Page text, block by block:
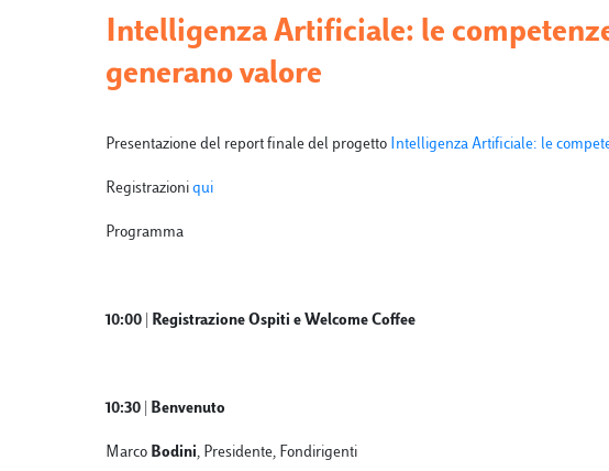
Intelligenza Artificiale: le
generano valore
Presentazione del report finale del progetto Intelligenza Artificiale: le
Registrazioni qui
Programma
10:00 | Registrazione Ospiti e Welcome Coffee
10:30 | Benvenuto
Marco Bodini, Presidente, Fondirigenti